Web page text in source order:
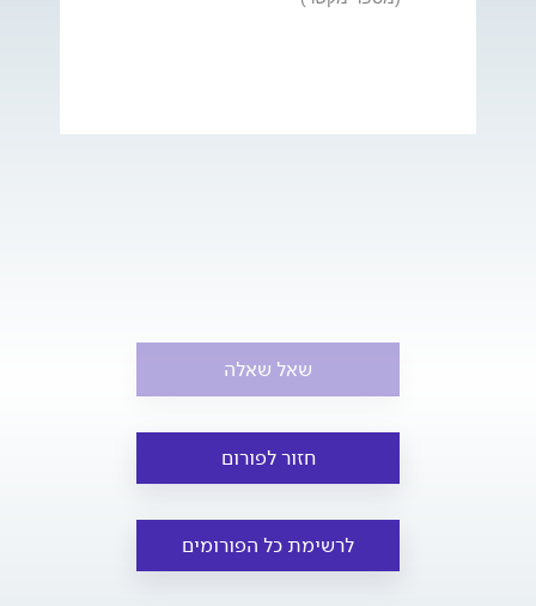
שאל שאלה
חזור לפורום
לרשימת כל הפורומים